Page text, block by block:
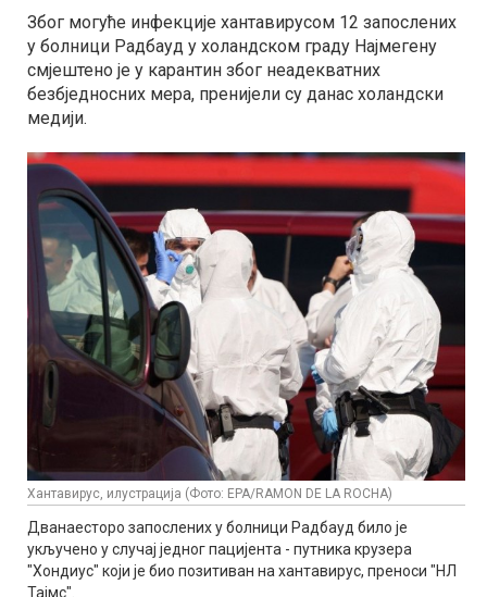
Због могуће инфекције хантавирусом 12 запослених
у болници Радбауд у холандском граду Најмегену
смјештено је у карантин због неадекватних
безбједносних мера, пренијели су данас холандски
медији.
Хантавирус, илустрација (Фото: EPA/RAMON DE LA ROCHA)
Дванаесторо запослених у болници Радбауд било је
укључено у случај једног пацијента - путника крузера
"Хондиус" који је био позитиван на хантавирус, преноси "НЛ
Тајмс".